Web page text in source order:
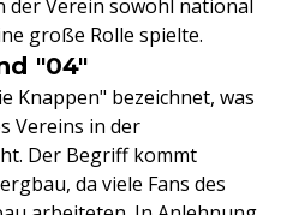
der Verein sowohl national
große Rolle spielte.
"04"
Knappen" bezeichnet, was
Vereins in der
Der Begriff kommt
da viele Fans des